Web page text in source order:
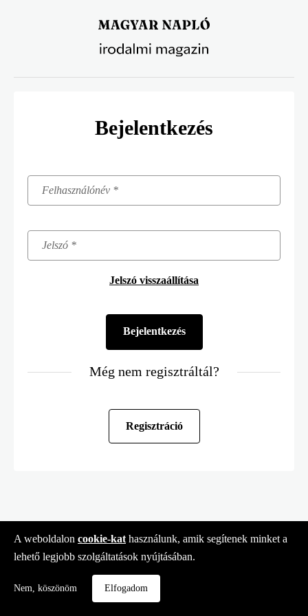
Bejelentkezés
Jelszó visszaállítása
Még nem regisztráltál?
Regisztráció
A weboldalon cookie-kat használunk, amik segítenek minket a
lehető legjobb szolgáltatások nyújtásában.
Nem, köszönöm Elfogadom